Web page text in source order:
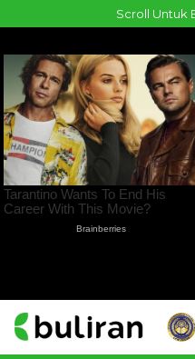
to
Scroll Untuk